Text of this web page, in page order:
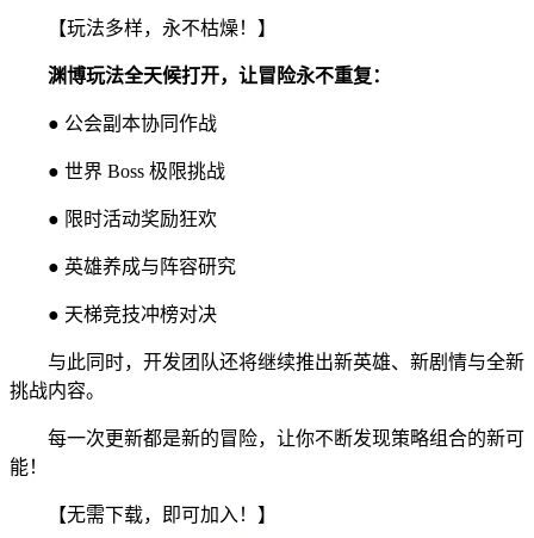
【玩法多样，永不枯燥！】
渊博玩法全天候打开，让冒险永不重复：
● 公会副本协同作战
● 世界 Boss 极限挑战
● 限时活动奖励狂欢
● 英雄养成与阵容研究
● 天梯竞技冲榜对决
与此同时，开发团队还将继续推出新英雄、新剧情与全新
挑战内容。
每一次更新都是新的冒险，让你不断发现策略组合的新可
能！
【无需下载，即可加入！】